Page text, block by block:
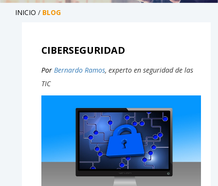
INICIO / BLOG
CIBERSEGURIDAD
Por Bernardo Ramos, experto en seguridad de las
TIC